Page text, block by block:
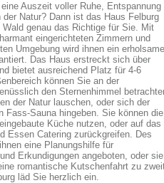
Auszeit voller Ruhe, Entspannung
der Natur? Dann ist das Haus Felburg
genau das Richtige für Sie. Mit
eingerichteten Zimmern und
Umgebung wird ihnen ein
Das Haus erstreckt sich über
bietet ausreichend Platz für 4-6
können Sie an der
den Sternenhimmel
der Natur lauschen, oder sich der
Fass-Sauna hingeben. Sie können die
Küche nutzen, oder auf das
Essen Catering zurückgreifen. Des
eine Planungshilfe für
Erkundigungen angeboten, oder sie
romantische Kutschenfahrt zu
läd Sie herzlich ein.